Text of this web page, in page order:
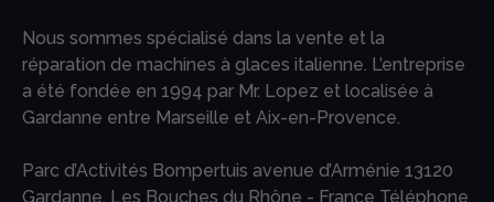
Nous sommes spécialisé dans la vente et la
réparation de machines à glaces italienne. L’entreprise
a été fondée en 1994 par Mr. Lopez et localisée à
Gardanne entre Marseille et Aix-en-Provence.
Parc d’Activités Bompertuis avenue d’Arménie 13120
Gardanne, Les Bouches du Rhône - France Téléphone